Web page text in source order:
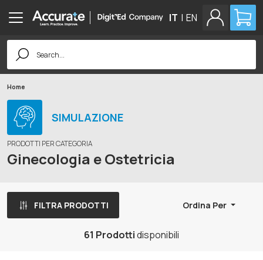
IT | EN
Search
for:
Home
SIMULAZIONE
PRODOTTI PER CATEGORIA
Ginecologia e Ostetricia
FILTRA PRODOTTI Ordina Per
61 Prodottidisponibili